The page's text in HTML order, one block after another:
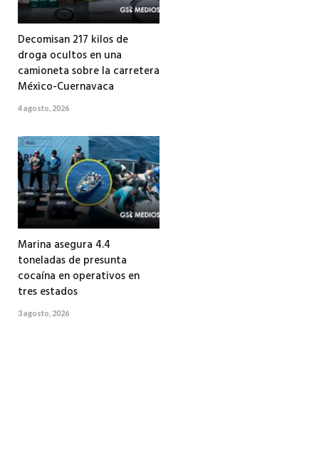
Decomisan 217 kilos de
droga ocultos en una
camioneta sobre la carretera
México-Cuernavaca
4 agosto, 2026
Marina asegura 4.4
toneladas de presunta
cocaína en operativos en
tres estados
3 agosto, 2026